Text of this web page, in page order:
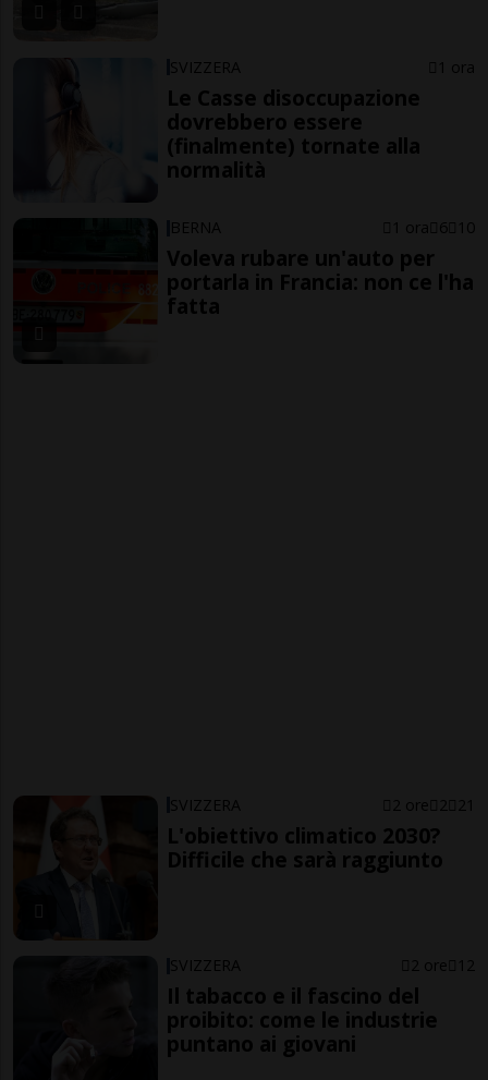
SVIZZERA 1 ora
Le Casse disoccupazione
dovrebbero essere
(finalmente) tornate alla
normalità
BERNA 1 ora 6 10
Voleva rubare un'auto per
portarla in Francia: non ce l'ha
fatta
SVIZZERA 2 ore 2 21
L'obiettivo climatico 2030?
Difficile che sarà raggiunto
SVIZZERA 2 ore 12
Il tabacco e il fascino del
proibito: come le industrie
puntano ai giovani